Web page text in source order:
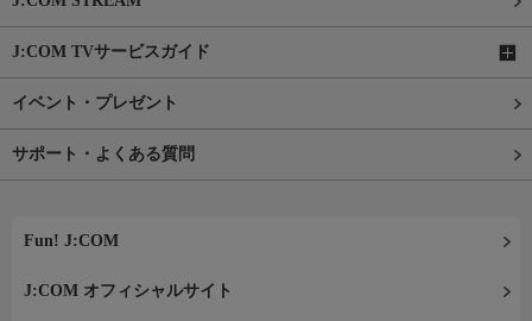
J:COM TVサービスガイド
イベント・プレゼント
サポート・よくある質問
Fun! J:COM
J:COM オフィシャルサイト